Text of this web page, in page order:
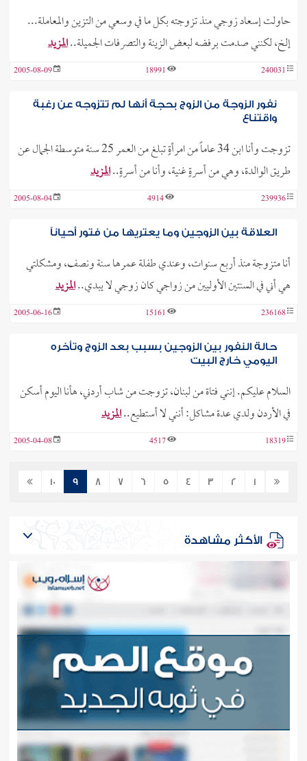
حاولت إسعاد زوجي منذ تزوجته بكل ما في وسعي من التزين والمعاملة...
إلخ، لكنني صدمت برفضه لبعض الزينة والتصرفات الجميلة..المزيد
240031
18991
2005-08-09
نفور الزوجة من الزوج بحجة أنها لم تتزوجه عن رغبة
واقتناع
تزوجت وأنا ابن 34 عاماً من امرأةٍ تبلغ من العمر 25 سنة متوسطة الجمال عن
طريق الوالدة، وهي من أسرةٍ غنية، وأنا من أسرةٍ..المزيد
239936
4914
2005-08-04
العلاقة بين الزوجين وما يعتريها من فتور أحياناً
أنا متزوجة منذ أربع سنوات، وعندي طفلة عمرها سنة ونصف، ومشكلتي
هي أني في السنتين الأوليين من زواجي كان زوجي لا يبدي..المزيد
236168
15161
2005-06-16
حالة النفور بين الزوجين بسبب بعد الزوج وتأخره
اليومي خارج البيت
السلام عليكم. إنني فتاة من لبنان، تزوجت من شاب أردني، هأنا اليوم أسكن
في الأردن ولدي عدة مشاكل: أنني لا أستطيع..المزيد
18319
4517
2005-04-08
1
2
3
4
5
6
7
8
9
10
الأكثر مشاهدة